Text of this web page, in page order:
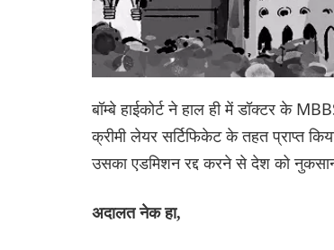
बॉम्बे हाईकोर्ट ने हाल ही में डॉक्टर के
क्रीमी लेयर सर्टिफिकेट के तहत प्राप्त
उसका एडमिशन रद्द करने से देश को नुकसान
अदालत नेक हा,